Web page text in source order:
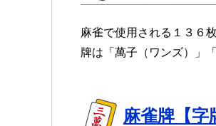
麻雀で使用される１３６
牌は「萬子（ワンズ）」
麻雀牌【字